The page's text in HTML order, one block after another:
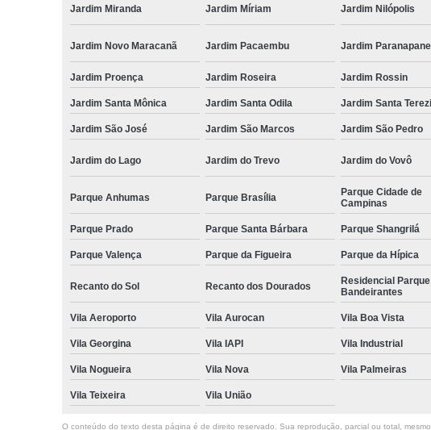
Jardim Miranda Jardim Míriam Jardim Nilópolis
Jardim Novo Maracanã Jardim Pacaembu Jardim
Jardim Proença Jardim Roseira Jardim Rossin
Jardim Santa Mônica Jardim Santa Odila Jardim Santa
Jardim São José Jardim São Marcos Jardim São Pedro
Jardim do Lago Jardim do Trevo Jardim do Vovô
Parque Anhumas Parque Brasília
Parque Cidade de
Campinas
Parque Prado Parque Santa Bárbara Parque Shangrilá
Parque Valença Parque da Figueira Parque da Hípica
Recanto do Sol Recanto dos Dourados
Residencial Parque
Bandeirantes
Vila Aeroporto Vila Aurocan Vila Boa Vista
Vila Georgina Vila IAPI Vila Industrial
Vila Nogueira Vila Nova Vila Palmeiras
Vila Teixeira Vila União
O conteúdo do texto desta página é de direito reservado. Sua reprodução, parcial ou total,